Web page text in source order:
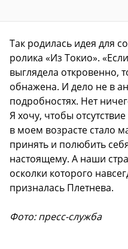
Так родилась идея для
ролика «Из Токио».
выглядела откровенно,
обнажена. И дело не в
подробностях. Нет
Я хочу, чтобы
в моем возрасте стало
принять и полюбить
настоящему. А наши
осколки которого
призналась Плетнева.
Фото: пресс-служба